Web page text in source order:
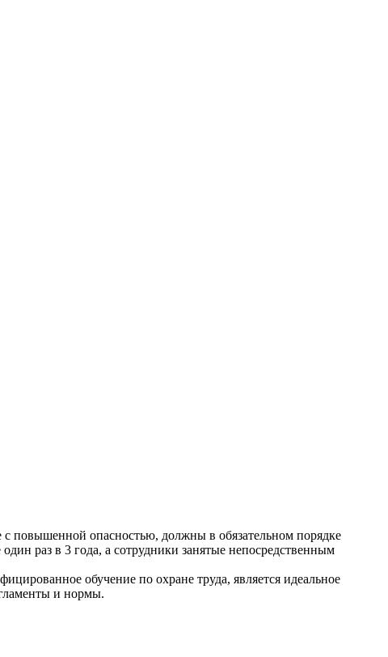
повышенной опасностью, должны в обязательном порядке
раз в 3 года, а сотрудники занятые непосредственным
обучение по охране труда, является идеальное
и нормы.